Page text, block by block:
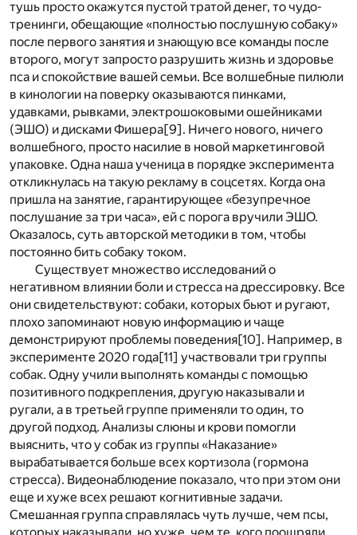
тушь просто окажутся пустой тратой денег, то чудо-
тренинги, обещающие «полностью послушную собаку»
после первого занятия и знающую все команды после
второго, могут запросто разрушить жизнь и здоровье
пса и спокойствие вашей семьи. Все волшебные пилюли
в кинологии на поверку оказываются пинками,
удавками, рывками, электрошоковыми ошейниками
(ЭШО) и дисками Фишера[9]. Ничего нового, ничего
волшебного, просто насилие в новой маркетинговой
упаковке. Одна наша ученица в порядке эксперимента
откликнулась на такую рекламу в соцсетях. Когда она
пришла на занятие, гарантирующее «безупречное
послушание за три часа», ей с порога вручили ЭШО.
Оказалось, суть авторской методики в том, чтобы
постоянно бить собаку током.
Существует множество исследований о
негативном влиянии боли и стресса на дрессировку. Все
они свидетельствуют: собаки, которых бьют и ругают,
плохо запоминают новую информацию и чаще
демонстрируют проблемы поведения[10]. Например, в
эксперименте 2020 года[11] участвовали три группы
собак. Одну учили выполнять команды с помощью
позитивного подкрепления, другую наказывали и
ругали, а в третьей группе применяли то один, то
другой подход. Анализы слюны и крови помогли
выяснить, что у собак из группы «Наказание»
вырабатывается больше всех кортизола (гормона
стресса). Видеонаблюдение показало, что при этом они
еще и хуже всех решают когнитивные задачи.
Смешанная группа справлялась чуть лучше, чем псы,
которых наказывали, но хуже, чем те, кого поощряли